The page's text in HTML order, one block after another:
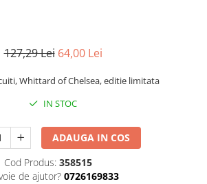
127,29 Lei 64,00 Lei
Whittard of Chelsea, editie limitata
IN STOC
ADAUGA IN COS
Cod Produs: 358515
de ajutor? 0726169833